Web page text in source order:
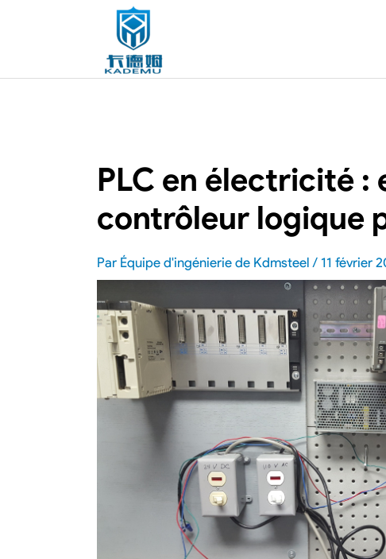
PLC en électricité :
contrôleur logique
Par Équipe d'ingénierie de Kdmsteel / 11 février